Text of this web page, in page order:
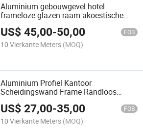
Aluminium gebouwgevel hotel
frameloze glazen raam akoestische
gordijnwand scheidingswand
US$45,00-50,00 FOB
10 Vierkante Meters (MOQ)
Aluminium Profiel Kantoor
Scheidingswand Frame Randloos
Geluidsdichte Kamer Akoestische Glas
Scheidingswand
US$27,00-35,00 FOB
10 Vierkante Meters (MOQ)